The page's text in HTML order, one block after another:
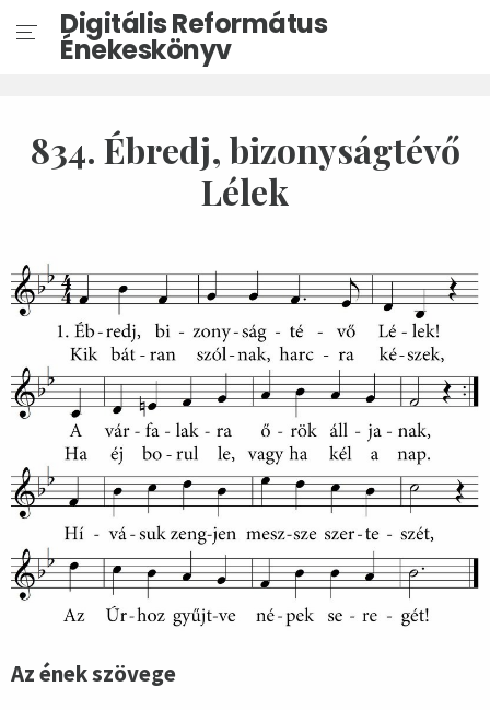
Digitális Református
Énekeskönyv
834. Ébredj, bizonyságtévő
Lélek
Az ének szövege